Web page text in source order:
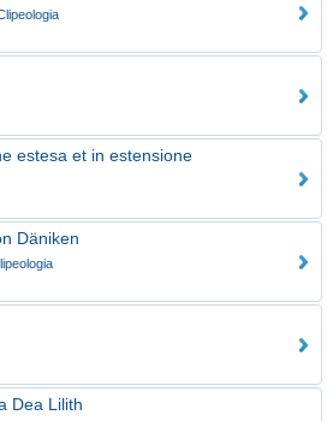
estesa et in estensione
Däniken
Dea Lilith